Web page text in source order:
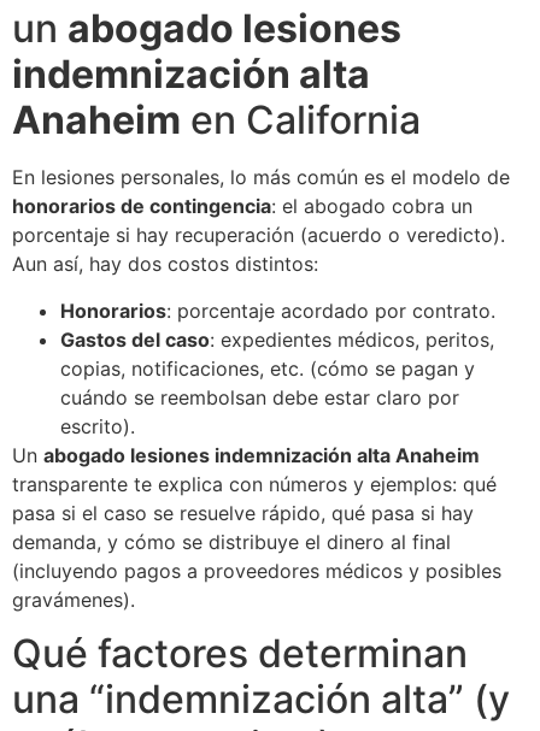
un abogado lesiones
indemnización alta
Anaheim en California
En lesiones personales, lo más común es el modelo de
honorarios de contingencia: el abogado cobra un
porcentaje si hay recuperación (acuerdo o veredicto).
Aun así, hay dos costos distintos:
Honorarios: porcentaje acordado por contrato.
Gastos del caso: expedientes médicos, peritos,
copias, notificaciones, etc. (cómo se pagan y
cuándo se reembolsan debe estar claro por
escrito).
Un abogado lesiones indemnización alta Anaheim
transparente te explica con números y ejemplos: qué
pasa si el caso se resuelve rápido, qué pasa si hay
demanda, y cómo se distribuye el dinero al final
(incluyendo pagos a proveedores médicos y posibles
gravámenes).
Qué factores determinan
una “indemnización alta” (y